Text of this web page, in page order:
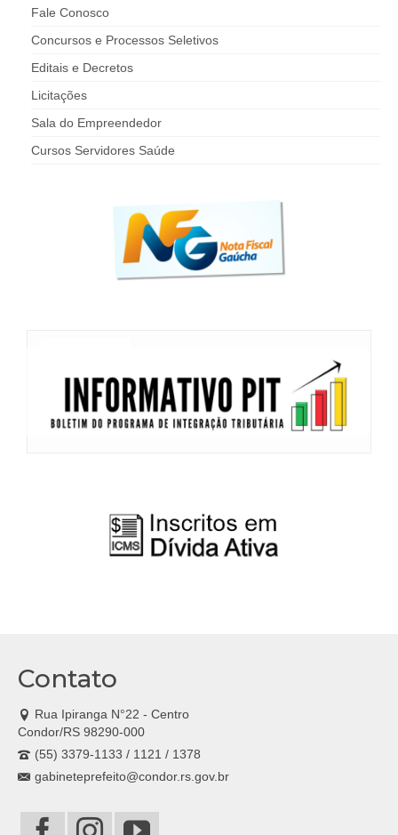
Fale Conosco
Concursos e Processos Seletivos
Editais e Decretos
Licitações
Sala do Empreendedor
Cursos Servidores Saúde
Contato
Rua Ipiranga N°22 - Centro
Condor/RS 98290-000
(55) 3379-1133 / 1121 / 1378
gabineteprefeito@condor.rs.gov.br